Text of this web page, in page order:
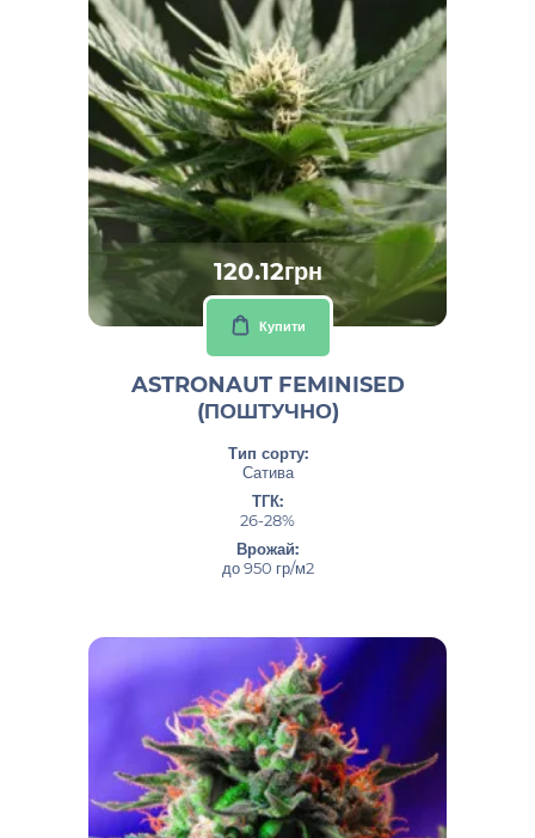
120.12грн
Купити
ASTRONAUT FEMINISED
(ПОШТУЧНО)
Тип сорту:
Сатива
ТГК:
26-28%
Врожай:
до 950 гр/м2